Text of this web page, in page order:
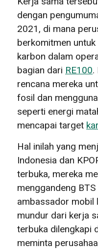
dengan
2021, di mana
berkomitmen
karbon dalam
bagian dari RE100.
rencana mereka
fosil dan
seperti energi
mencapai target
Hal inilah yang
Indonesia dan
terbuka, mereka
menggandeng
ambassador mobil
mundur dari kerja
terbuka dilengkapi
meminta